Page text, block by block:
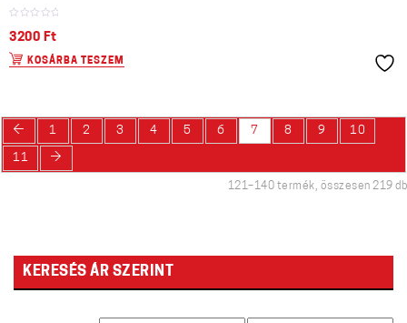
3200 Ft
KOSÁRBA TESZEM
← 1 2 3 4 5 6 7 8 9 10
11 →
121–140 termék, összesen 219 db
KERESÉS ÁR SZERINT